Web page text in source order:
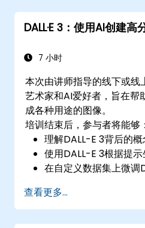
实施与AI驱动应用程序
DALL·E 3：使用AI创建高
7 小时
本次由讲师指导的线下或线
艺术家和AI爱好者，旨在帮
成各种用途的图像。
培训结束后，参与者将能够：
理解DALL-E 3背后的概
使用DALL-E 3根据提示
在自定义数据集上微调
查看更多...